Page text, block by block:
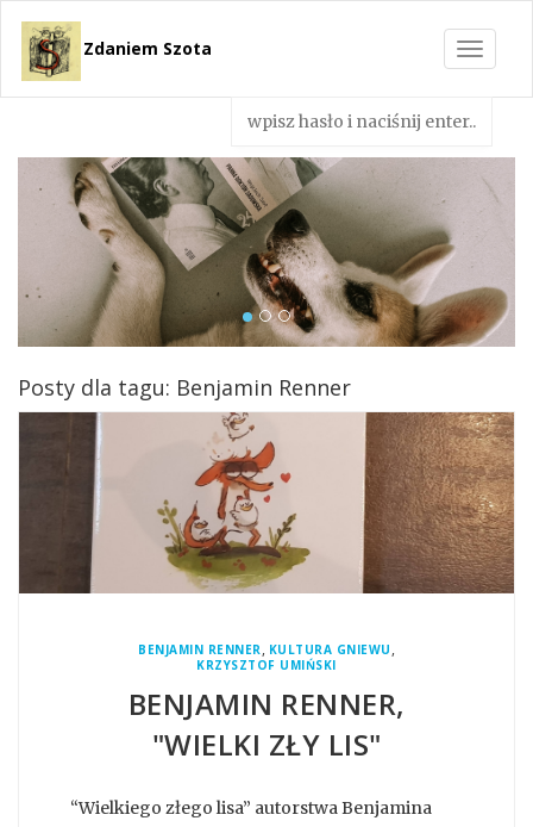
Toggle
Zdaniem Szota
Posty dla tagu: Benjamin Renner
BENJAMIN RENNER, KULTURA GNIEWU,
KRZYSZTOF UMIŃSKI
BENJAMIN RENNER,
"WIELKI ZŁY LIS"
“Wielkiego złego lisa” autorstwa Benjamina